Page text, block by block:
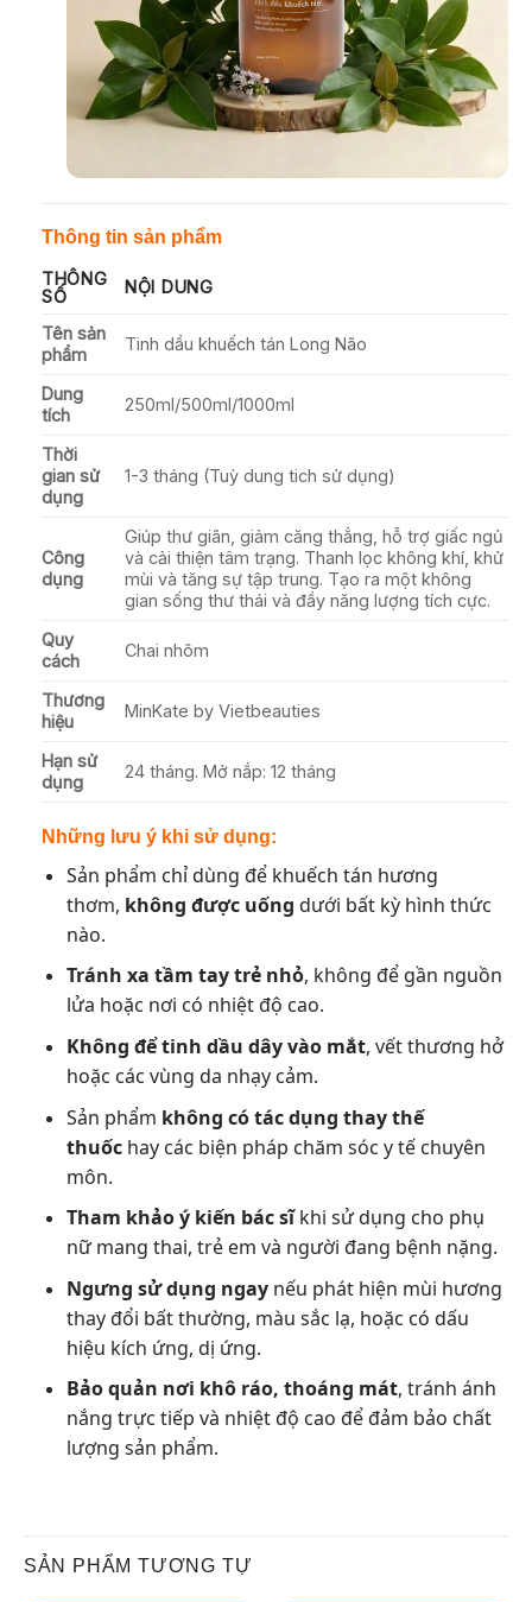
Thông tin sản phẩm
THÔNG
SỐ
NỘI DUNG
Tên sản
phẩm
Tinh dầu khuếch tán Long Não
Dung
tích
250ml/500ml/1000ml
Thời
gian sử
dụng
1-3 tháng (Tuỳ dung tich sử dụng)
Công
dụng
Giúp thư giãn, giảm căng thẳng, hỗ trợ giấc ngủ
và cải thiện tâm trạng. Thanh lọc không khí, khử
mùi và tăng sự tập trung. Tạo ra một không
gian sống thư thái và đầy năng lượng tích cực.
Quy
cách
Chai nhôm
Thương
hiệu
MinKate by Vietbeauties
Hạn sử
dụng
24 tháng. Mở nắp: 12 tháng
Những lưu ý khi sử dụng:
Sản phẩm chỉ dùng để khuếch tán hương
thơm, không được uống dưới bất kỳ hình thức
nào.
Tránh xa tầm tay trẻ nhỏ, không để gần nguồn
lửa hoặc nơi có nhiệt độ cao.
Không để tinh dầu dây vào mắt, vết thương hở
hoặc các vùng da nhạy cảm.
Sản phẩm không có tác dụng thay thế
thuốchay các biện pháp chăm sóc y tế chuyên
môn.
Tham khảo ý kiến bác sĩkhi sử dụng cho phụ
nữ mang thai, trẻ em và người đang bệnh nặng.
Ngưng sử dụng ngaynếu phát hiện mùi hương
thay đổi bất thường, màu sắc lạ, hoặc có dấu
hiệu kích ứng, dị ứng.
Bảo quản nơi khô ráo, thoáng mát, tránh ánh
nắng trực tiếp và nhiệt độ cao để đảm bảo chất
lượng sản phẩm.
SẢN PHẨM TƯƠNG TỰ